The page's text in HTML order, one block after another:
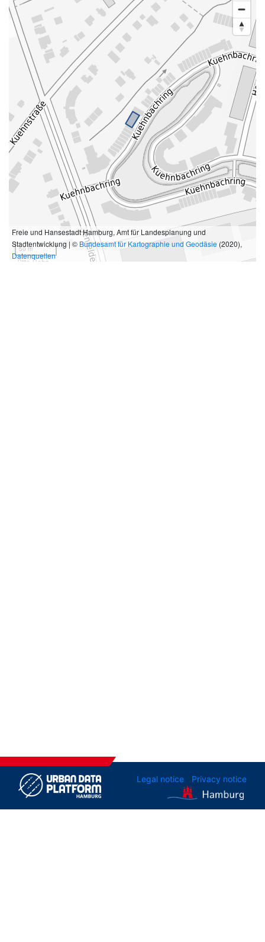
50 m
Freie und Hansestadt Hamburg, Amt für Landesplanung und
Stadtentwicklung | © Bundesamt für Kartographie und Geodäsie (2020),
Datenquellen
Legal notice Privacy notice